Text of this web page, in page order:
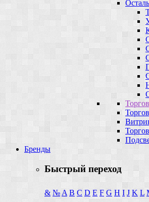
Бренды
Быстрый переход
& № A B C D E F G H I J K L